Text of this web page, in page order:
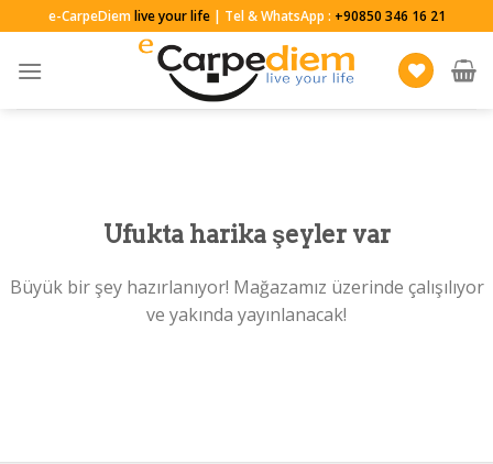
to
content
e-CarpeDiemlive your life| Tel & WhatsApp : +90850 346 16 21
Ufukta harika şeyler var
Büyük bir şey hazırlanıyor! Mağazamız üzerinde çalışılıyor
ve yakında yayınlanacak!